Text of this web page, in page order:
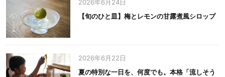
2026年6月24日
【旬のひと皿】梅とレモンの甘露煮風シロップ
2026年6月22日
夏の特別な一日を、何度でも。本格「流しそう